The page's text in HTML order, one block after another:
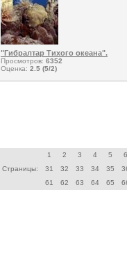
"Гибралтар Тихого океана".
Просмотров: 6352
Оценка: 2.5 (5/2)
Страницы:
1 2 3 4 5
6
31
32 33 34 35
61
62 63 64 65